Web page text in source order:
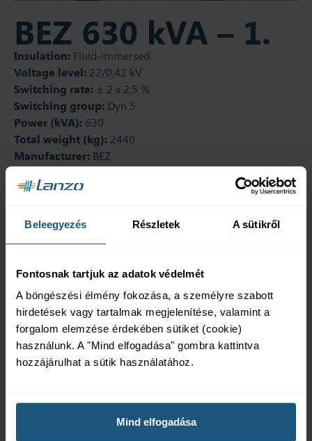
Beleegyezés Részletek A sütikről
Fontosnak tartjuk az adatok védelmét
A böngészési élmény fokozása, a személyre szabott
hirdetések vagy tartalmak megjelenítése, valamint a
forgalom elemzése érdekében sütiket (cookie)
használunk. A "Mind elfogadása" gombra kattintva
hozzájárulhat a sütik használatához.
Mind elfogadása
BEZ 630 kVA – 1.
Insulation: Fluid-immersed
Voltage level: 22/0,42 kV
Switching rate: ± 2 x 2,5 %
Switching group: Dyn 5
Power (kVA): 630
Total weight (kg): 2440
Manufacturer: BEZ
Wheels
The rollers can be
positioned longitudinally
or transversely to make
the transformer easy to
move.
Contact
thermometer
The temperature inside
the transformer is shown
by a pointer on the meter